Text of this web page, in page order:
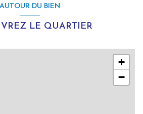
AUTOUR DU BIEN
LE QUARTIER
+
−